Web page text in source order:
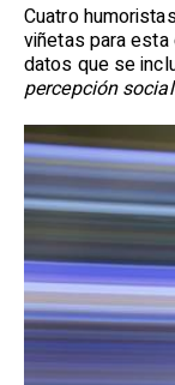
Cuatro
viñetas para esta
datos que se
percepción
percepción
en comparación
capacitación